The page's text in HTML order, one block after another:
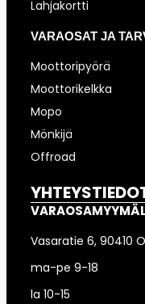
Lahjakortti
VARAOSAT JA
Moottoripyörä
Moottorikelkka
Mopo
Mönkijä
Offroad
Vasaratie 6, 90410
ma-pe 9-18
la 10-15